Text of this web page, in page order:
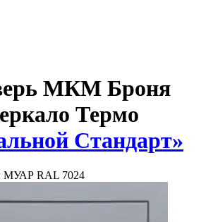
МКМ Броня
Термо
Стандарт»
МУАР RAL 7024